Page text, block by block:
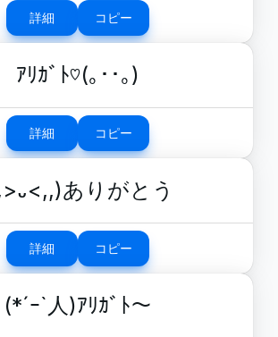
詳細 コピー
ｱﾘｶﾞﾄ♡(｡･･｡)
詳細 コピー
ありがとう
詳細 コピー
(*´ｰ`人)ｱﾘｶﾞﾄ〜